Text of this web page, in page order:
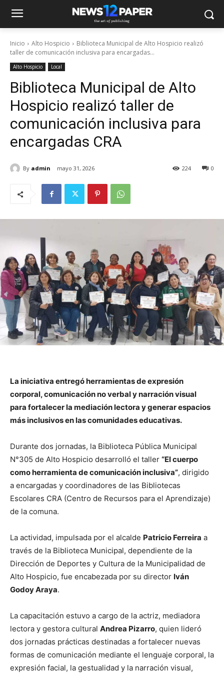
Inicio Alto Hospicio
Biblioteca Municipal de Alto Hospicio realizó
taller de comunicación inclusiva para encargadas...
Alto Hospicio Local
Biblioteca Municipal de Alto
Hospicio realizó taller de
comunicación inclusiva para
encargadas CRA
By admin mayo 31, 2026 0
224
La iniciativa entregó herramientas de expresión
corporal, comunicación no verbal y narración visual
para fortalecer la mediación lectora y generar espacios
más inclusivos en las comunidades educativas.
Durante dos jornadas, la Biblioteca Pública Municipal
N°305 de Alto Hospicio desarrolló el taller “El cuerpo
como herramienta de comunicación inclusiva”, dirigido
a encargadas y coordinadores de las Bibliotecas
Escolares CRA (Centro de Recursos para el Aprendizaje)
de la comuna.
La actividad, impulsada por el alcalde Patricio Ferreira a
través de la Biblioteca Municipal, dependiente de la
Dirección de Deportes y Cultura de la Municipalidad de
Alto Hospicio, fue encabezada por su director Iván
Godoy Araya.
La capacitación estuvo a cargo de la actriz, mediadora
lectora y gestora cultural Andrea Pizarro, quien lideró
dos jornadas prácticas destinadas a fortalecer nuevas
formas de comunicación mediante el lenguaje corporal, la
expresión facial, la gestualidad y la narración visual,